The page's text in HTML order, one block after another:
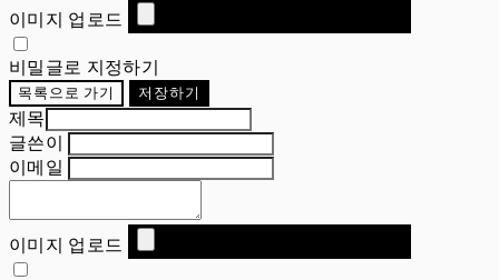
이미지 업로드
비밀글로 지정하기
목록으로 가기 저장하기
제목
글쓴이
이메일
이미지 업로드